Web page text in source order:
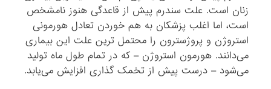
زنان است. علت سندرم پیش از قاعدگی هنوز نامشخص
است، اما اغلب پزشکان به هم خوردن تعادل هورمونی
استروژن و پروژسترون را محتمل ترین علت این بیماری
می‌دانند. هورمون استروژن – که در تمام طول ماه تولید
می‌شود – درست پیش از تخمک گذ‌اری افزایش می‌یابد.